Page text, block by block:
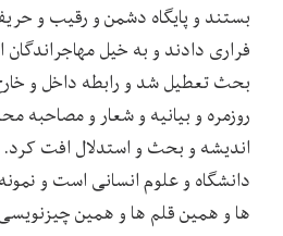
بستند و پایگاه دشمن و رقیب و
فراری دادند و به خیل
بحث تعطیل شد و رابطه داخل و
روزمره و بیانیه و شعار و مصاحبه
اندیشه و بحث و استدلال افت
دانشگاه و علوم انسانی است و
ها و همین قلم ها و همین